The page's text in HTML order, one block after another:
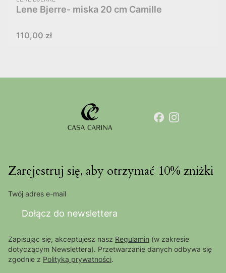
Lene Bjerre- miska 20 cm Camille
Cena
110,00 zł
Zarejestruj się, aby otrzymać 10% zniżki
Twój adres e-mail
Dołącz do newslettera
Zapisując się, akceptujesz nasz Regulamin (w zakresie
dotyczącym Newslettera). Przetwarzanie danych odbywa się
zgodnie z Polityką prywatności.